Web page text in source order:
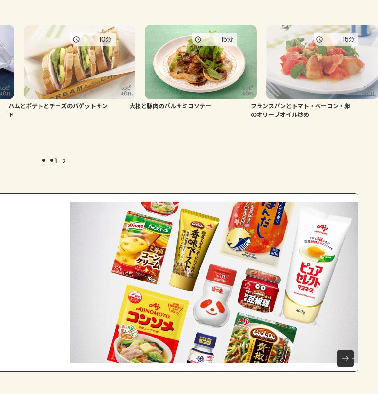
ハムとポテトとチーズのバゲットサン
ド
10分
大根と豚肉のバルサミコソテー
15分
フランスパンとトマト・ベーコン・卵
のオリーブオイル炒め
15分
1 2